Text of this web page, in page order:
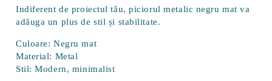
Indiferent de proiectul tău, piciorul metalic negru mat va
adăuga un plus de stil și stabilitate.
Culoare: Negru mat
Material: Metal
Stil: Modern, minimalist